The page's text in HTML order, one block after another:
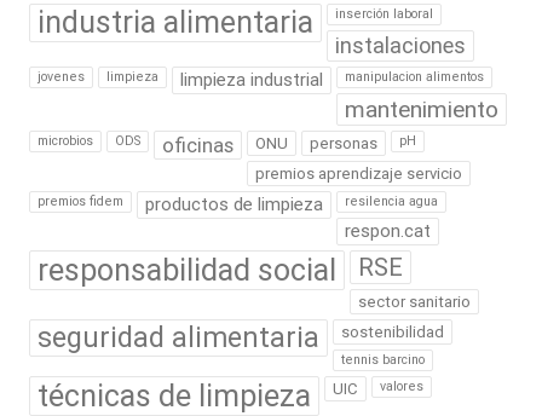
industria alimentaria inserción laboral
instalaciones
jovenes limpieza limpieza industrial manipulacion alimentos
mantenimiento
microbios ODS oficinas ONU personas pH
premios aprendizaje servicio
premios fidem productos de limpieza resilencia agua
respon.cat
responsabilidad social RSE
sector sanitario
seguridad alimentaria sostenibilidad
tennis barcino
técnicas de limpieza UIC valores